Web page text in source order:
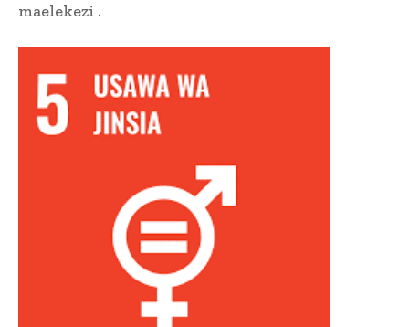
maelekezi .